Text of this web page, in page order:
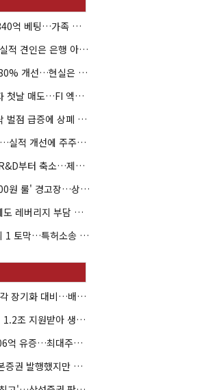
아워홈 떠난 구미현, 본느에 340억 베팅…가족 지배체제 구축
JB금융 RORWA 2% 돌파…실적 견인은 은행 아닌 캐피탈
(AI 보험혁신)①생산성 최대 80% 개선…현실은 '실행 격차'
(락업의 두얼굴)②공모가 뛰자 첫날 매도…FI 엑시트 전략 갈렸다
유증·CB 줄줄이 무산…코스닥 벌점 급증에 상폐 압박
현대그린푸드, 수익성 본궤도…실적 개선에 주주환원까지
(약가 대수술)②약값 깎이자 R&D부터 축소…제약업계 비상경영 돌입
대교, 액면병합 앞두고도 '1000원 룰' 경고장…상장유지 시험대
레버리지 부담 여전
허소송 비용부터 챙긴다
한앤컴퍼니, 마이크로웍스 매각 장기화 대비…배당 회수판 깔았다
원받아 생산적금융 확대
최대주주는 절반만 청약
했지만 차환금리 '부담'